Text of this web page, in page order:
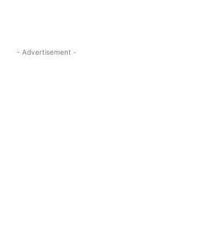
- Advertisement -